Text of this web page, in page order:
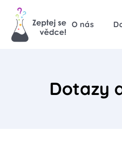
O nás
Dotazy